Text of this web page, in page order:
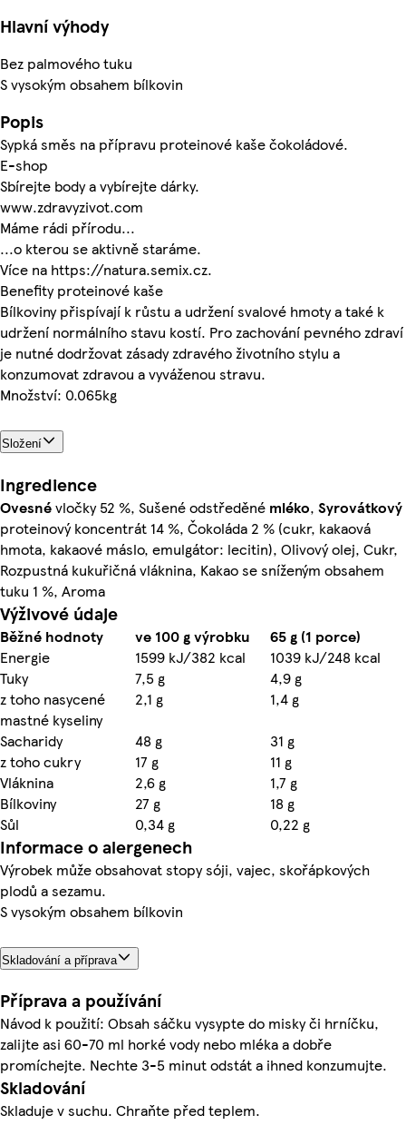
Hlavní výhody
Bez palmového tuku
S vysokým obsahem bílkovin
Popis
Sypká směs na přípravu proteinové kaše čokoládové.
E-shop
Sbírejte body a vybírejte dárky.
www.zdravyzivot.com
Máme rádi přírodu...
...o kterou se aktivně staráme.
Více na https://natura.semix.cz.
Benefity proteinové kaše
Bílkoviny přispívají k růstu a udržení svalové hmoty a také k
udržení normálního stavu kostí. Pro zachování pevného zdraví
je nutné dodržovat zásady zdravého životního stylu a
konzumovat zdravou a vyváženou stravu.
Množství: 0.065kg
Složení
Ingredience
Ovesnévločky 52 %, Sušené odstředěné mléko, Syrovátkový
proteinový koncentrát 14 %, Čokoláda 2 % (cukr, kakaová
hmota, kakaové máslo, emulgátor: lecitin), Olivový olej, Cukr,
Rozpustná kukuřičná vláknina, Kakao se sníženým obsahem
tuku 1 %, Aroma
Výživové údaje
Běžné hodnoty ve 100 g výrobku
65 g (1 porce)
Energie
1599 kJ/382 kcal
1039 kJ/248 kcal
Tuky
7,5 g
4,9 g
z toho nasycené
mastné kyseliny
2,1 g
1,4 g
Sacharidy
48 g
31 g
z toho cukry
17 g
11 g
Vláknina
2,6 g
1,7 g
Bílkoviny
27 g
18 g
Sůl
0,34 g 0,22 g
Informace o alergenech
Výrobek může obsahovat stopy sóji, vajec, skořápkových
plodů a sezamu.
S vysokým obsahem bílkovin
Skladování a příprava
Příprava a používání
Návod k použití: Obsah sáčku vysypte do misky či hrníčku,
zalijte asi 60-70 ml horké vody nebo mléka a dobře
promíchejte. Nechte 3-5 minut odstát a ihned konzumujte.
Skladování
Skladuje v suchu. Chraňte před teplem.